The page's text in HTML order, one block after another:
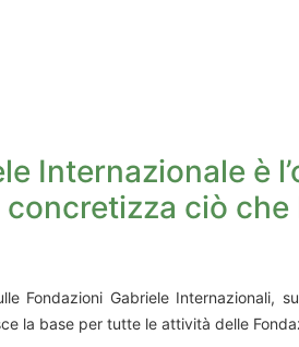
Internazionale è
ciò che
Fondazioni Gabriele Internazionali,
la base per tutte le attività delle